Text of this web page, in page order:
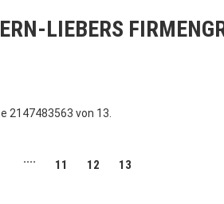
LIEBERS
2147483563 von 13.
.... 11 12 13